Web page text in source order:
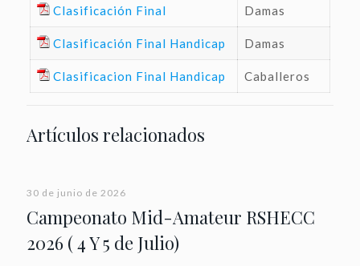
Clasificación Final Damas
Clasificación Final Handicap Damas
Clasificacion Final Handicap Caballeros
Artículos relacionados
30 de junio de 2026
Campeonato Mid-Amateur RSHECC
2026 ( 4 Y 5 de Julio)